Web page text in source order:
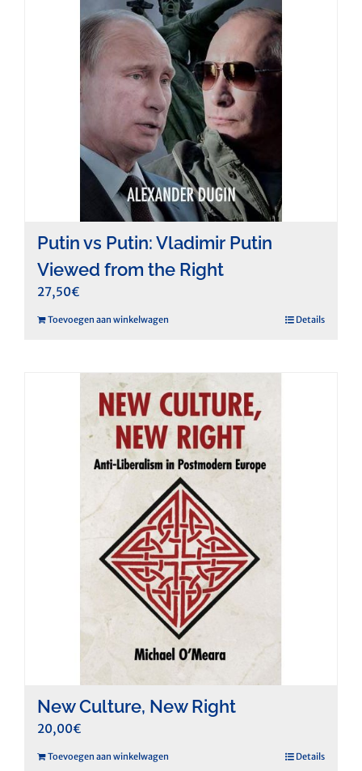
Putin vs Putin: Vladimir Putin
Viewed from the Right
27,50€
Toevoegen aan winkelwagen Details
New Culture, New Right
20,00€
Toevoegen aan winkelwagen Details